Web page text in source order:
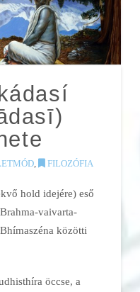
, FILOZÓFIA
hold idejére) eső
vaivarta-
közötti
öccse, a